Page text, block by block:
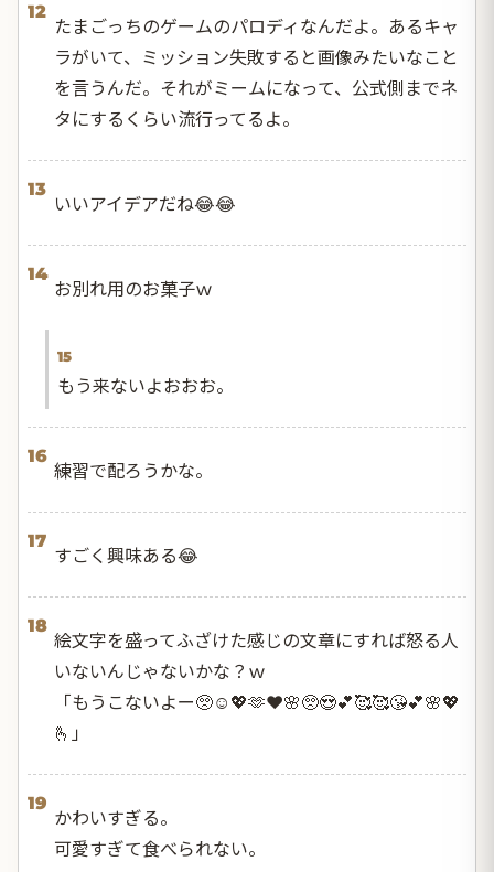
12
たまごっちのゲームのパロディなんだよ。あるキャ
ラがいて、ミッション失敗すると画像みたいなこと
を言うんだ。それがミームになって、公式側までネ
タにするくらい流行ってるよ。
13
いいアイデアだね😂😂
14
お別れ用のお菓子ｗ
15
もう来ないよおおお。
16
練習で配ろうかな。
17
すごく興味ある😂
18
絵文字を盛ってふざけた感じの文章にすれば怒る人
いないんじゃないかな？ｗ
「もうこないよー🥺☺️💖🫶❤️🌸🥺😍💕🥰🥰😘💕🌸💖
🫰」
19
かわいすぎる。
可愛すぎて食べられない。